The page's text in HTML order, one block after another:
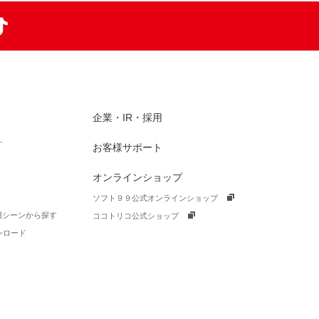
ーンから探す
ロード
企業・IR・採用
お客様サポート
オンラインショップ
ソフト９９公式オンラインショップ
ココトリコ公式ショップ